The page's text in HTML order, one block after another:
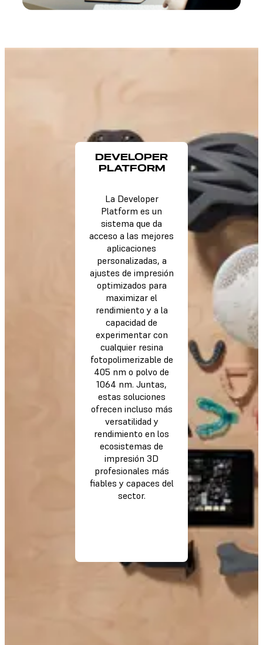
DEVELOPER
PLATFORM
La Developer
Platform es un
sistema que da
acceso a las mejores
aplicaciones
personalizadas, a
ajustes de impresión
optimizados para
maximizar el
rendimiento y a la
capacidad de
experimentar con
cualquier resina
fotopolimerizable de
405 nm o polvo de
1064 nm. Juntas,
estas soluciones
ofrecen incluso más
versatilidad y
rendimiento en los
ecosistemas de
impresión 3D
profesionales más
fiables y capaces del
sector.